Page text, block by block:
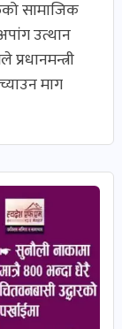
सामाजिक
उत्थान
माग